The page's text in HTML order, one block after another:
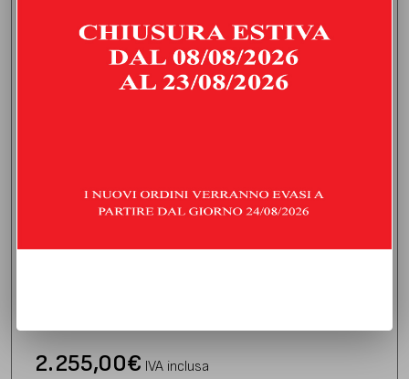
€
2.255,00 IVA inclusa